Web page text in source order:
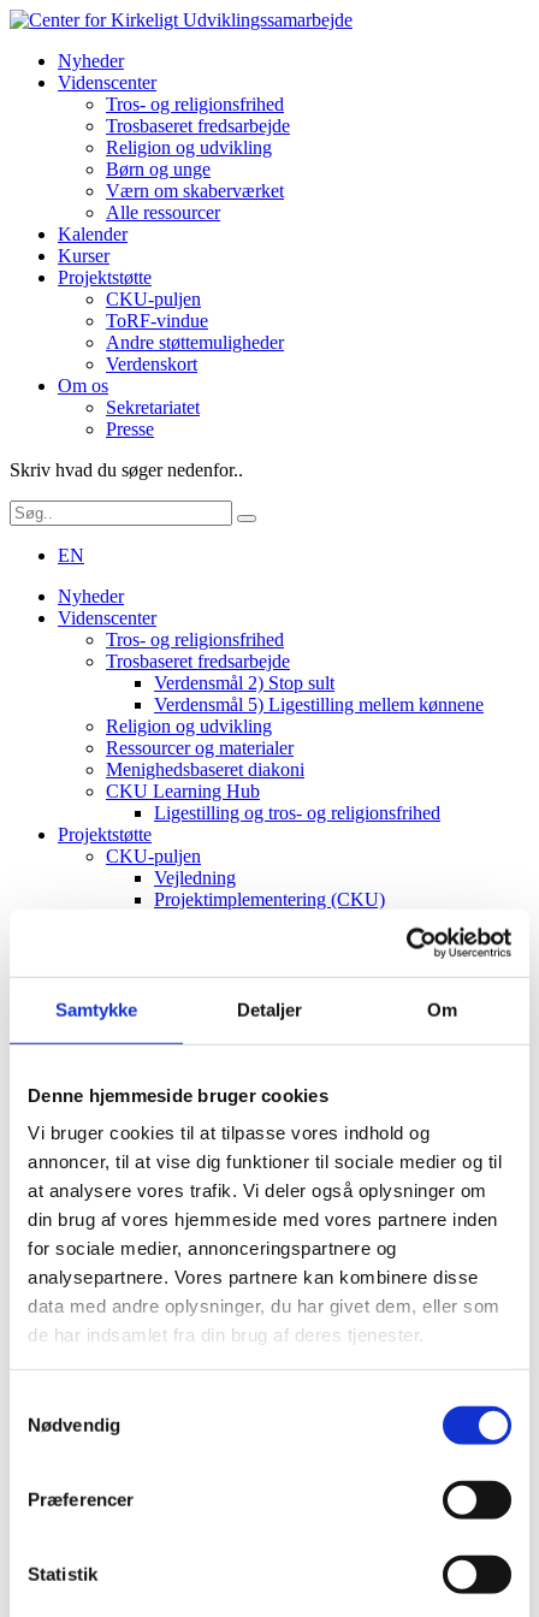
Samtykke Detaljer Om
Denne hjemmeside bruger cookies
Vi bruger cookies til at tilpasse vores indhold og
annoncer, til at vise dig funktioner til sociale medier og til
at analysere vores trafik. Vi deler også oplysninger om
din brug af vores hjemmeside med vores partnere inden
for sociale medier, annonceringspartnere og
analysepartnere. Vores partnere kan kombinere disse
data med andre oplysninger, du har givet dem, eller som
de har indsamlet fra din brug af deres tjenester.
Nødvendig
Præferencer
Statistik
Nyheder
Videnscenter
Tros- og religionsfrihed
Trosbaseret fredsarbejde
Religion og udvikling
Børn og unge
Værn om skaberværket
Alle ressourcer
Kalender
Kurser
Projektstøtte
CKU-puljen
ToRF-vindue
Andre støttemuligheder
Verdenskort
Om os
Sekretariatet
Presse
Skriv hvad du søger nedenfor..
EN
Nyheder
Videnscenter
Tros- og religionsfrihed
Trosbaseret fredsarbejde
Verdensmål 2) Stop sult
Verdensmål 5) Ligestilling mellem kønnene
Religion og udvikling
Ressourcer og materialer
Menighedsbaseret diakoni
CKU Learning Hub
Ligestilling og tros- og religionsfrihed
Projektstøtte
CKU-puljen
Vejledning
Projektimplementering (CKU)
Faglig rådgiving
Om os
Det diakonale arbejde
Forandringsteori
Udviklingssyn
Hvordan arbejder vi?
Folkelig forankring
Organisation
Bestyrelse og Bevillingsudvalg
Økonomi
Medlemmer og partnere
Sekretariatet
Se flere kontaktoplysninger
Kurser
Land